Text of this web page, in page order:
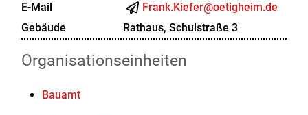
E-Mail
Frank.Kiefer@oetigheim.de
Gebäude
Rathaus, Schulstraße 3
Organisationseinheiten
Bauamt